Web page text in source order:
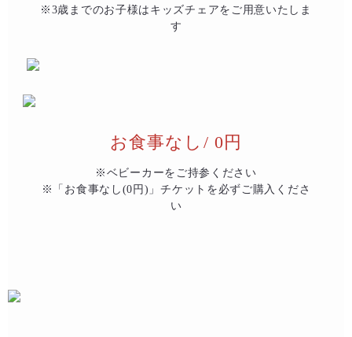
※3歳までのお子様はキッズチェアをご用意いたしま
す
お食事なし/ 0円
※ベビーカーをご持参ください
※「お食事なし(0円)」チケットを必ずご購入くださ
い